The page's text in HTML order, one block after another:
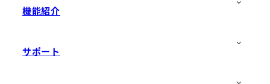
機能紹介
サポート